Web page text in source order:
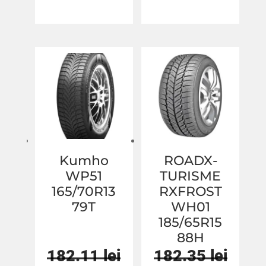
fost:
178.83 lei.
169.18 lei.
fost:
181.93 lei.
Kumho
WP51
165/70R13
79T
182.11lei
ROADX-
TURISME
RXFROST
WH01
185/65R15
88H
182.35lei